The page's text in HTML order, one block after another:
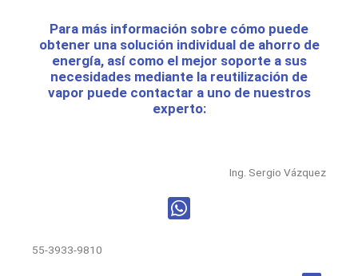
Para más información sobre cómo puede
obtener una solución individual de ahorro de
energía, así como el mejor soporte a sus
necesidades mediante la reutilización de
vapor puede contactar a uno de nuestros
experto:
Ing. Sergio Vázquez
55-3933-9810